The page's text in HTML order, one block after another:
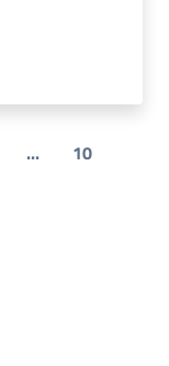
... 10